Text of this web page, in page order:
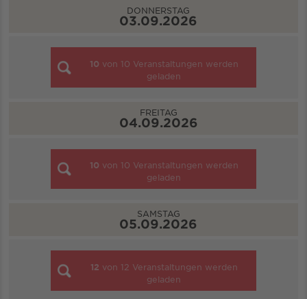
DONNERSTAG
03.09.2026
10 von 10 Veranstaltungen werden
geladen
FREITAG
04.09.2026
10 von 10 Veranstaltungen werden
geladen
SAMSTAG
05.09.2026
12 von 12 Veranstaltungen werden
geladen